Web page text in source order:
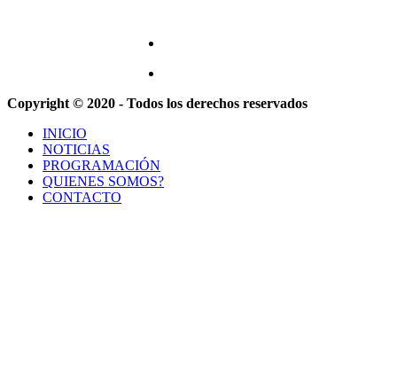
Copyright © 2020 - Todos los derechos reservados
INICIO
NOTICIAS
PROGRAMACIÓN
QUIENES SOMOS?
CONTACTO